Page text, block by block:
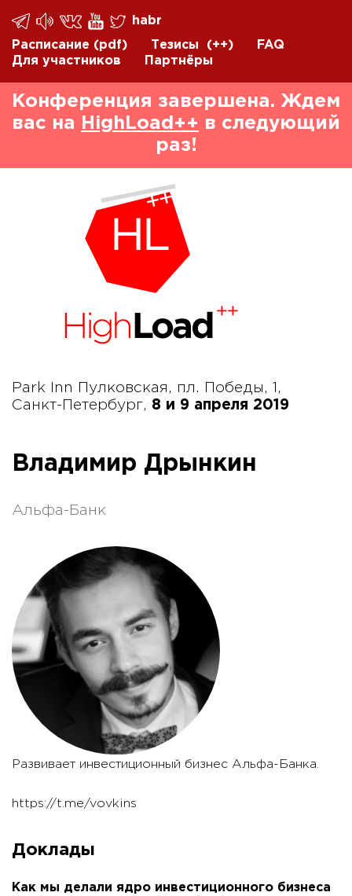
habr
Расписание (pdf) Тезисы (++)
FAQ
Для участников
Партнёры
Конференция завершена. Ждем
вас на
HighLoad++ в следующий
раз!
Park Inn Пулковская, пл. Победы, 1,
Санкт-Петербург, 8 и 9 апреля 2019
Владимир Дрынкин
Альфа-Банк
Развивает инвестиционный бизнес Альфа-Банка.
https://t.me/vovkins
Доклады
Как мы делали ядро инвестиционного бизнеса